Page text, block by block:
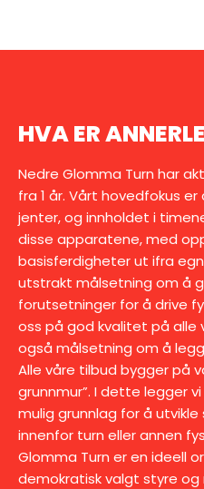
HVA ER
Nedre Glomma Turn har
fra 1 år. Vårt hovedfokus
jenter, og innholdet i
disse apparatene, med
basisferdigheter ut ifra
utstrakt målsetning om å
forutsetninger for å drive
oss på god kvalitet på alle
også målsetning om å
Alle våre tilbud bygger på
grunnmur”. I dette legger
mulig grunnlag for å
innenfor turn eller annen
Glomma Turn er en ideell
demokratisk valgt styre